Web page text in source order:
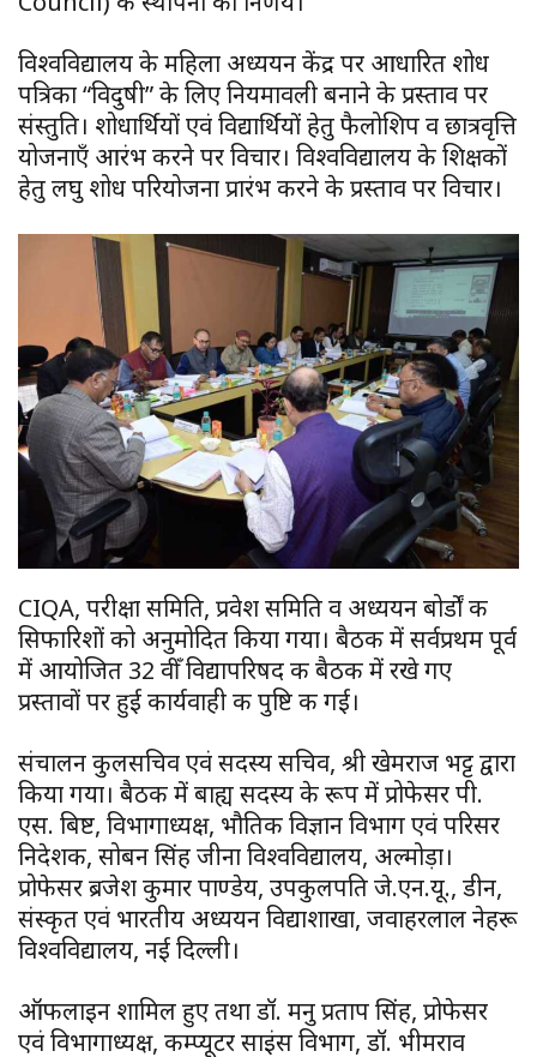
विश्वविद्यालय के महिला अध्ययन केंद्र पर आधारित शोध
पत्रिका “विदुषी” के लिए नियमावली बनाने के प्रस्ताव पर
संस्तुति। शोधार्थियों एवं विद्यार्थियों हेतु फैलोशिप व छात्रवृत्ति
योजनाएँ आरंभ करने पर विचार। विश्वविद्यालय के शिक्षकों
हेतु लघु शोध परियोजना प्रारंभ करने के प्रस्ताव पर विचार।
CIQA, परीक्षा समिति, प्रवेश समिति व अध्ययन बोर्डों की
सिफारिशों को अनुमोदित किया गया। बैठक में सर्वप्रथम पूर्व
में आयोजित 32 वीँ विद्यापरिषद की बैठक में रखे गए
प्रस्तावों पर हुई कार्यवाही की पुष्टि की गई।
संचालन कुलसचिव एवं सदस्य सचिव, श्री खेमराज भट्ट द्वारा
किया गया। बैठक में बाह्य सदस्य के रूप में प्रोफेसर पी.
एस. बिष्ट, विभागाध्यक्ष, भौतिक विज्ञान विभाग एवं परिसर
निदेशक, सोबन सिंह जीना विश्वविद्यालय, अल्मोड़ा।
प्रोफेसर ब्रजेश कुमार पाण्डेय, उपकुलपति जे.एन.यू., डीन,
संस्कृत एवं भारतीय अध्ययन विद्याशाखा, जवाहरलाल नेहरू
विश्वविद्यालय, नई दिल्ली।
ऑफलाइन शामिल हुए तथा डॉ. मनु प्रताप सिंह, प्रोफेसर
एवं विभागाध्यक्ष, कम्प्यूटर साइंस विभाग, डॉ. भीमराव